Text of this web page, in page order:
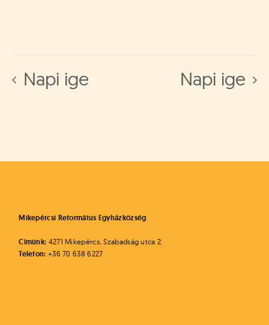
Napi ige Napi ige
Mikepércsi Református Egyházközség
Címünk: 4271 Mikepércs, Szabadság utca 2.
Telefon: +36 70 638 6227